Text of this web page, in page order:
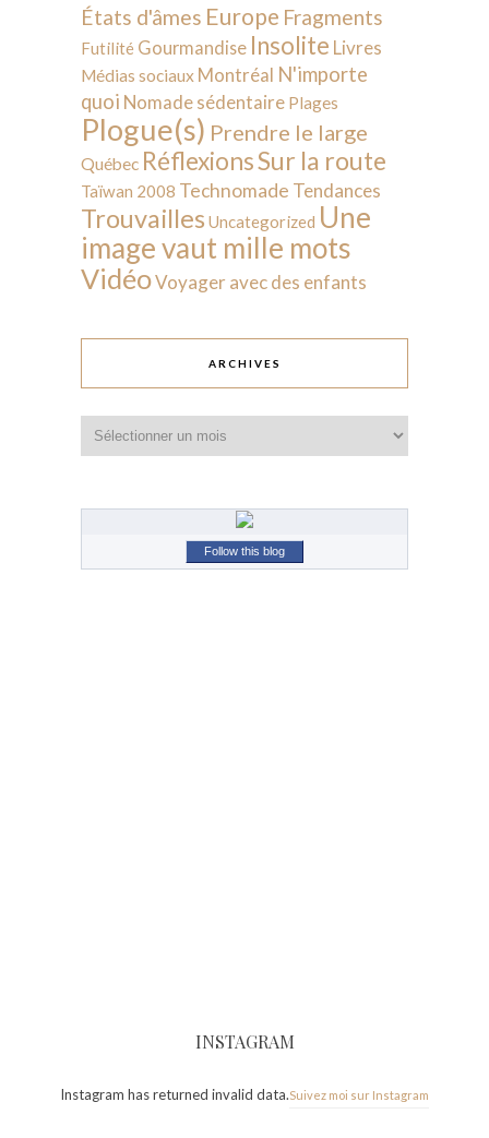
États d'âmes Europe Fragments
Futilité Gourmandise Insolite Livres
Médias sociaux Montréal N'importe
quoi Nomade sédentaire Plages
Plogue(s) Prendre le large
Québec RéflexionsSur la route
Taïwan 2008 Technomade Tendances
Trouvailles Uncategorized Une
image vaut mille mots
VidéoVoyager avec des enfants
ARCHIVES
Follow this blog
INSTAGRAM
Instagram has returned invalid data.Suivez moi sur Instagram